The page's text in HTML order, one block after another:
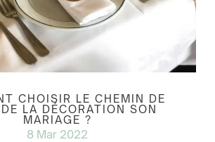
CHOISIR LE CHEMIN DE
LA DÉCORATION SON
MARIAGE ?
8 Mar 2022